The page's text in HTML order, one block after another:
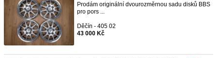
Prodám originální dvourozměrnou sadu disků BBS
pro pors ...
Děčín - 405 02
43 000 Kč